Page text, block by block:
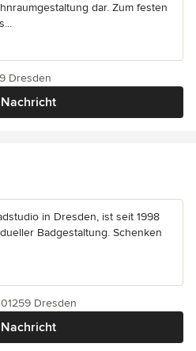
dar. Zum festen
Nachricht
Dresden
in Dresden, ist seit 1998
Badgestaltung. Schenken
Nachricht
Dresden